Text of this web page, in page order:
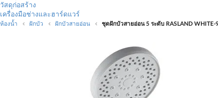
วัสดุก่อสร้าง
เครื่องมือช่างและฮาร์ดแวร์
ห้องน้ำ ฝักบัว ฝักบัวสายอ่อน ชุดฝักบัวสายอ่อน 5 ระดับ RASLAND WHITE-